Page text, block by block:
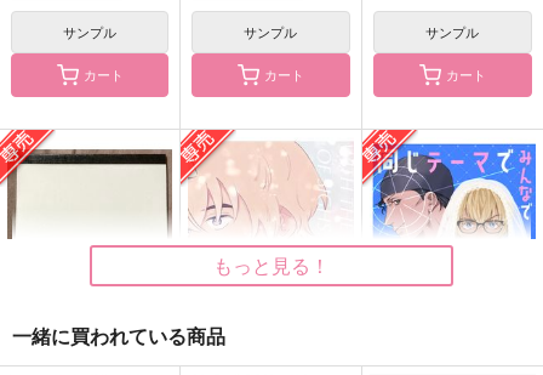
小さなカイザーとお供
の世一3
1,100
カイザー×潔世一
作品詳細
小さな恋のうた 前編
ゆーき★電球
865円（税込）
ヴィクトル×勝生勇利
HIGH SCORE BOYS
趣ハイジャンプ
1,980円（税込）
サンプル
カート
サンプル
カート
サンプル
カート
もっと見る！
一緒に買われている商品